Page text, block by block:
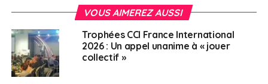
d’administration qui remplace celui des résidents.
SUJETS ASSOCIÉS:
CCI FRANCE INTERNATIONAL
CONSEIL D'ADMINISTRATION
FEATURED
LIQUIDATION RETRAITES
VOUS AIMEREZ AUSSI
Trophées CCI France International
2026 : Un appel unanime à « jouer
collectif »